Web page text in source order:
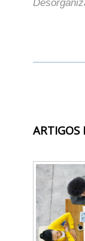
ARTIGOS